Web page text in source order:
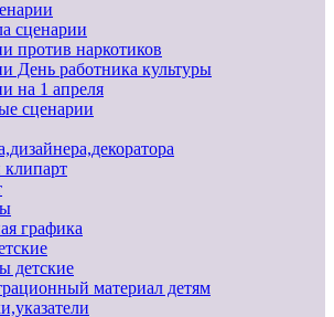
сценарии
против наркотиков
День работника культуры
на 1 апреля
сценарии
клипарт
графика
детские
материал детям